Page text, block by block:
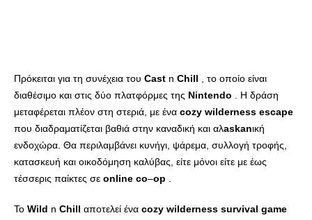
Πρόκειται για τη συνέχεια του Cast n Chill , το οποίο είναι
διαθέσιμο και στις δύο πλατφόρμες της Nintendo . Η δράση
μεταφέρεται πλέον στη στεριά, με ένα cozy wilderness escape
που διαδραματίζεται βαθιά στην καναδική και αλaskanική
ενδοχώρα. Θα περιλαμβάνει κυνήγι, ψάρεμα, συλλογή τροφής,
κατασκευή και οικοδόμηση καλύβας, είτε μόνοι είτε με έως
τέσσερις παίκτες σε online co–op
Το Wild n Chill αποτελεί ένα cozy wilderness survival game